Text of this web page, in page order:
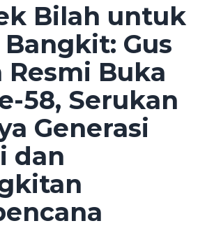
Bilah untuk
Gus
Resmi Buka
58, Serukan
Generasi
dan